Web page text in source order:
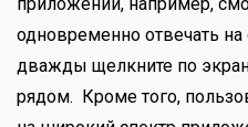
одновременно отвечать
дважды щелкните по
рядом. Кроме того,